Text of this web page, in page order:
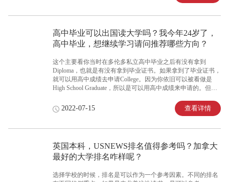
高中毕业可以出国读大学吗？我今年24岁了，
高中毕业，想继续学习请问推荐哪些方向？
这个主要看你当时在多伦多私立高中毕业之后有没有拿到
Diploma，也就是有没有拿到毕业证书。如果拿到了毕业证书，
就可以用高中成绩去申请College。因为你依旧可以被看做是
High School Graduate，所以是可以用高中成绩来申请的。但如
College针对这样的学生是要走另一个通道的，这个通道的要求
和High School Graduate的要求是不一样的，所以具体还要根据
2022-07-15 查看详情
英国本科，USNEWS排名值得参考吗？加拿大
最好的大学排名咋样呢？
选择学校的时候，排名是可以作为一个参考因素。不同的排名